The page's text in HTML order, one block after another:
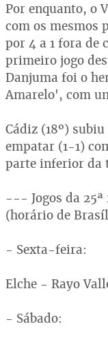
Por enquanto, o
com os mesmos
por 4 a 1 fora de
primeiro jogo
Danjuma foi o
Amarelo', com
Cádiz (18º)
empatar (1-1)
parte inferior da
--- Jogos da 25ª
(horário de
- Sexta-feira:
Elche - Rayo
- Sábado: